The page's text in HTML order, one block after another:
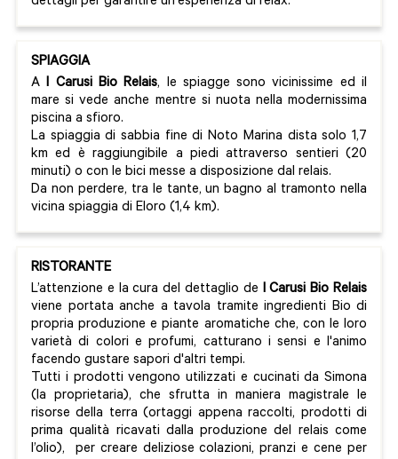
SPIAGGIA
A I Carusi Bio Relais, le spiagge sono vicinissime ed il
mare si vede anche mentre si nuota nella modernissima
piscina a sfioro.
La spiaggia di sabbia fine di Noto Marina dista solo 1,7
km ed è raggiungibile a piedi attraverso sentieri (20
minuti) o con le bici messe a disposizione dal relais.
Da non perdere, tra le tante, un bagno al tramonto nella
vicina spiaggia di Eloro (1,4 km).
RISTORANTE
L’attenzione e la cura del dettaglio de I Carusi Bio Relais
viene portata anche a tavola tramite ingredienti Bio di
propria produzione e piante aromatiche che, con le loro
varietà di colori e profumi, catturano i sensi e l'animo
facendo gustare sapori d'altri tempi.
Tutti i prodotti vengono utilizzati e cucinati da Simona
(la proprietaria), che sfrutta in maniera magistrale le
risorse della terra (ortaggi appena raccolti, prodotti di
prima qualità ricavati dalla produzione del relais come
l’olio), per creare deliziose colazioni, pranzi e cene per